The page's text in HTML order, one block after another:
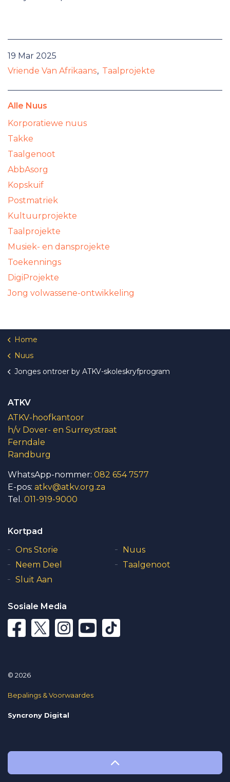
19 Mar 2025
Vriende Van Afrikaans
Taalprojekte
Alle Nuus
Korporatiewe nuus
Takke
Taalgenoot
AbbAsorg
Kopskuif
Postmatriek
Kultuurprojekte
Taalprojekte
Musiek- en dansprojekte
Toekennings
DigiProjekte
Jong volwassene-ontwikkeling
Home
Nuus
Jonges ontroer by ATKV-skoleskryfprogram
ATKV
ATKV-hoofkantoor
h/v Dover- en Surreystraat
Ferndale
Randburg
WhatsApp-nommer: 082 654 7577
E-pos: atkv@atkv.org.za
Tel. 011-919-9000
Kortpad
Ons Storie
Nuus
Neem Deel
Taalgenoot
Sluit Aan
Sosiale Media
© 2026
Bepalings & Voorwaardes
Syncrony Digital